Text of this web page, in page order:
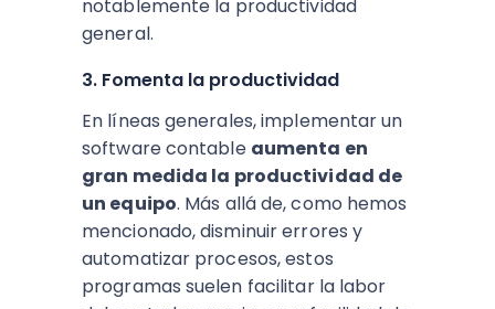
notablemente la productividad
general.
3. Fomenta la productividad
En líneas generales, implementar un
software contable aumenta en
gran medida la productividad de
un equipo. Más allá de, como hemos
mencionado, disminuir errores y
automatizar procesos, estos
programas suelen facilitar la labor